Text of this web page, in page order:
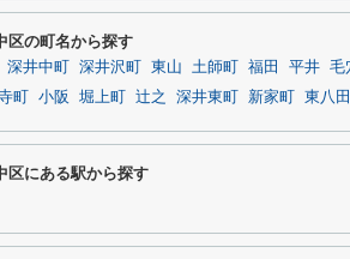
区の町名から探す
深井中町 深井沢町 東山 土師町 福田 平井 毛
町
小阪 堀上町 辻之 深井東町 新家町 東八田
区にある駅から探す